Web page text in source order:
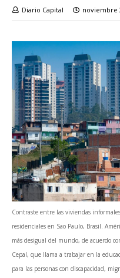
Diario Capital noviembre
Contraste entre las viviendas
residenciales en Sao Paulo, Brasil.
más desigual del mundo, de acuerdo
Cepal, que llama a trabajar en la
para las personas con discapacidad,